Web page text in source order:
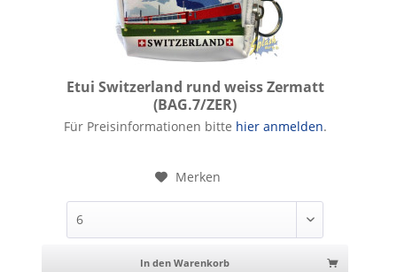
Etui Switzerland rund weiss Zermatt
(BAG.7/ZER)
Etui Switzerland rund weiss Zermatt
Für Preisinformationen bitte hier anmelden.
Merken
In den Warenkorb